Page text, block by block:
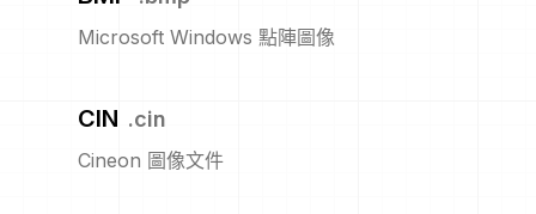
Microsoft Windows 點陣圖像
CIN .cin
Cineon 圖像文件